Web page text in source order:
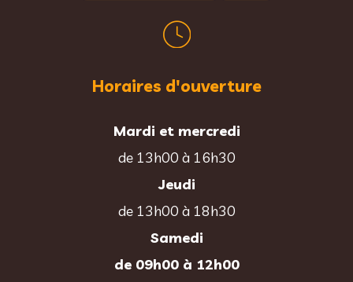
Horaires d'ouverture
Mardi et mercredi
de 13h00 à 16h30
Jeudi
de 13h00 à 18h30
Samedi
de 09h00 à 12h00